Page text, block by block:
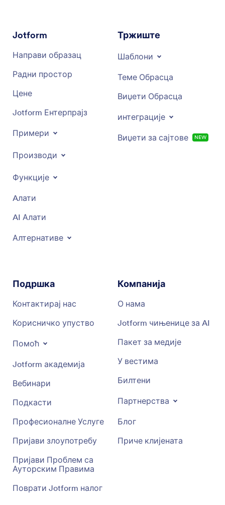
Jotform
Направи образац
Радни простор
Цене
Jotform Ентерпрајз
Примери
Производи
Функције
Aлати
AI Алати
Алтернативе
Тржиште
Шаблони
Теме Обрасца
Виџети Обрасца
интеграције
Виџети за сајтове NEW
Подршка
Контактирај нас
Корисничко упуство
Помоћ
Jotform академија
Вебинари
Подкасти
Професионалне Услуге
Пријави злоупотребу
Пријави Проблем са
Ауторским Правима
Поврати Jotform налог
Компанија
О нама
Jotform чињенице за AI
Пакет за медије
У вестима
Билтени
Партнерства
Блог
Приче клијената